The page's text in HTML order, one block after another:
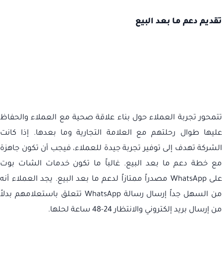
تقديم دعم ما بعد البيع
تتمحور تجربة العملاء حول بناء علاقة صحية مع العملاء والحفاظ
عليها طوال رحلتهم مع العلامة التجارية وما بعدها. إذا كانت
الشركة تهدف إلى توفير تجربة جيدة للعملاء، فيجب أن تكون جاهزة
مع خطة دعم ما بعد البيع. غالباً ما تكون خدمات الشات بوت
علىWhatsApp مصدراً ممتازاً لدعم ما بعد البيع. يجد العملاء أنه
من السهل جداً إرسال رسالةWhatsApp تتعلق باستعلامهم بدلاً
من إرسال بريد إلكتروني والانتظار 24-48 ساعة لحلها.